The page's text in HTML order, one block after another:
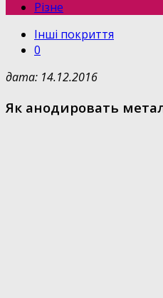
Різне
Інші покриття
0
дата: 14.12.2016
Як анодировать